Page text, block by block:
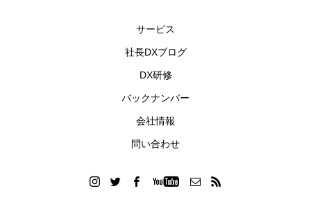
サービス
社長DXブログ
DX研修
バックナンバー
会社情報
問い合わせ